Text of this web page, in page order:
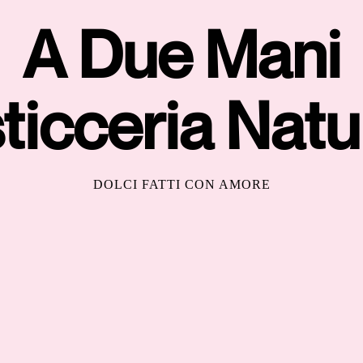
A Due Mani
DOLCI FATTI CON AMORE